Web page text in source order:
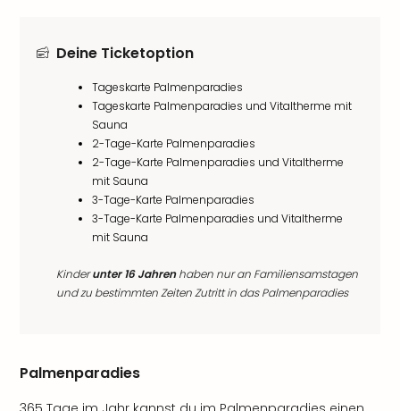
Deine Ticketoption
Tageskarte Palmenparadies
Tageskarte Palmenparadies und Vitaltherme mit
Sauna
2-Tage-Karte Palmenparadies
2-Tage-Karte Palmenparadies und Vitaltherme
mit Sauna
3-Tage-Karte Palmenparadies
3-Tage-Karte Palmenparadies und Vitaltherme
mit Sauna
Kinderunter 16 Jahrenhaben nur an Familiensamstagen
und zu bestimmten Zeiten Zutritt in das Palmenparadies
Palmenparadies